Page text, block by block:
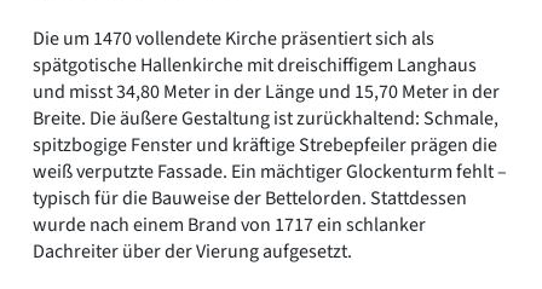
Die um 1470 vollendete Kirche präsentiert sich als
spätgotische Hallenkirche mit dreischiffigem Langhaus
und misst 34,80 Meter in der Länge und 15,70 Meter in der
Breite. Die äußere Gestaltung ist zurückhaltend: Schmale,
spitzbogige Fenster und kräftige Strebepfeiler prägen die
weiß verputzte Fassade. Ein mächtiger Glockenturm fehlt –
typisch für die Bauweise der Bettelorden. Stattdessen
wurde nach einem Brand von 1717 ein schlanker
Dachreiter über der Vierung aufgesetzt.